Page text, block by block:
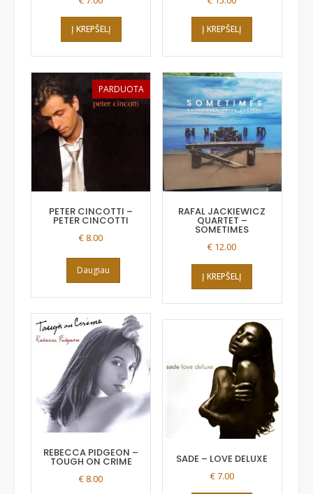
Į KREPŠELĮ Į KREPŠELĮ
PARDUOTA
PETER CINCOTTI –
PETER CINCOTTI
€ 8.00
Daugiau
RAFAL JACKIEWICZ
QUARTET ‎–
SOMETIMES
€ 12.00
Į KREPŠELĮ
REBECCA PIDGEON –
TOUGH ON CRIME
€ 8.00
SADE – LOVE DELUXE
€7.00